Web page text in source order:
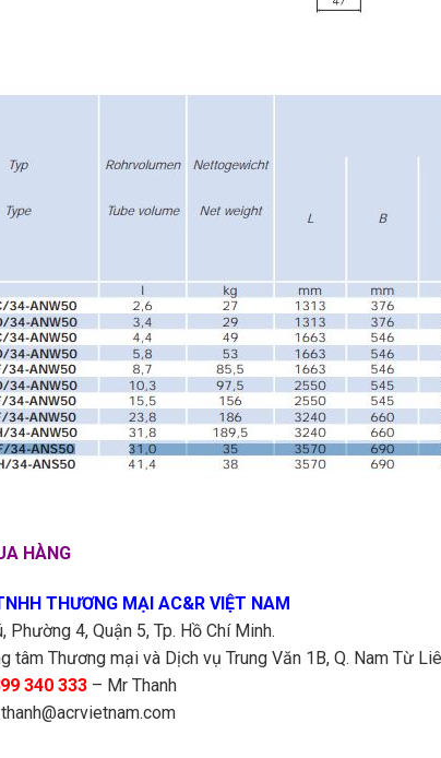
HÀNG
THƯƠNG MẠI AC&R VIỆT NAM
Phường 4, Quận 5, Tp. Hồ Chí Minh.
tâm Thương mại và Dịch vụ Trung Văn 1B, Q. Nam Từ
340 333 – Mr Thanh